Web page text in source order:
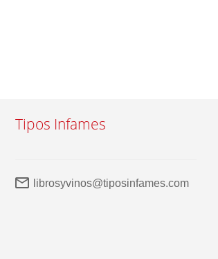
Tipos Infames
librosyvinos@tiposinfames.com